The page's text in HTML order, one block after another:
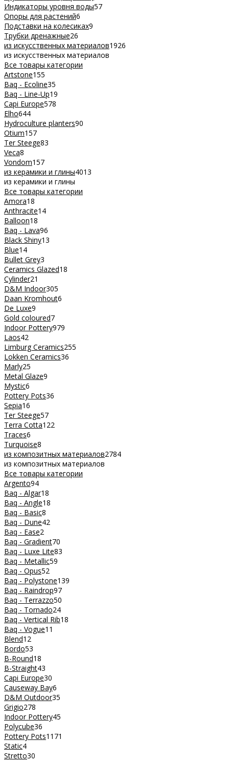
Индикаторы уровня воды57
Опоры для растений6
Подставки на колесиках9
Трубки дренажные26
из искусственных материалов1926
из искусственных материалов
Все товары категории
Artstone155
Baq - Ecoline35
Baq - Line-Up19
Capi Europe578
Elho644
Hydroculture planters90
Otium157
Ter Steege83
Veca8
Vondom157
из керамики и глины4013
из керамики и глины
Все товары категории
Amora18
Anthracite14
Balloon18
Baq - Lava96
Black Shiny13
Blue14
Bullet Grey3
Ceramics Glazed18
Cylinder21
D&M Indoor305
Daan Kromhout6
De Luxe9
Gold coloured7
Indoor Pottery979
Laos42
Limburg Ceramics255
Lokken Ceramics36
Marly25
Metal Glaze9
Mystic6
Pottery Pots36
Sepia16
Ter Steege57
Terra Cotta122
Traces6
Turquoise8
из композитных материалов2784
из композитных материалов
Все товары категории
Argento94
Baq - Algar18
Baq - Angle18
Baq - Basic8
Baq - Dune42
Baq - Ease2
Baq - Gradient70
Baq - Luxe Lite83
Baq - Metallic59
Baq - Opus52
Baq - Polystone139
Baq - Raindrop97
Baq - Terrazzo50
Baq - Tornado24
Baq - Vertical Rib18
Baq - Vogue11
Blend12
Bordo53
B-Round18
B-Straight43
Capi Europe30
Causeway Bay6
D&M Outdoor35
Grigio278
Indoor Pottery45
Polycube36
Pottery Pots1171
Static4
Stretto30